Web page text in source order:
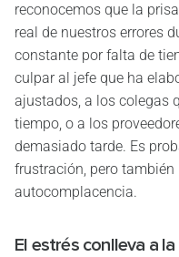
reconocemos que la
real de nuestros errores
constante por falta de
culpar al jefe que ha
ajustados, a los colegas
tiempo, o a los
demasiado tarde. Es
frustración, pero
autocomplacencia.
El estrés conlleva a la